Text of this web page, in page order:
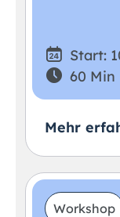
Start:
60 Min
Mehr
Workshop